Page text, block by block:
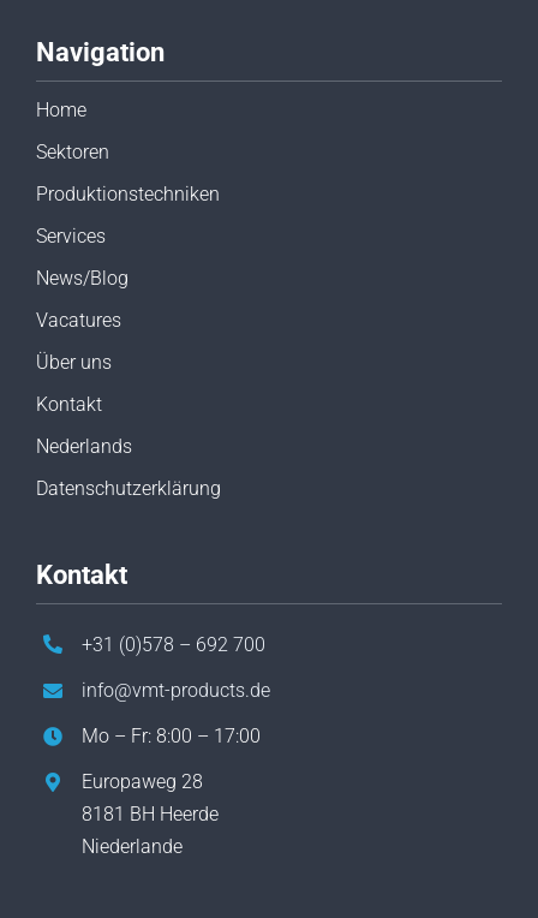
Navigation
Home
Sektoren
Produktionstechniken
Services
News/Blog
Vacatures
Über uns
Kontakt
Nederlands
Datenschutzerklärung
Kontakt
+31 (0)578 – 692 700
info@vmt-products.de
Mo – Fr: 8:00 – 17:00
Europaweg 28
8181 BH Heerde
Niederlande